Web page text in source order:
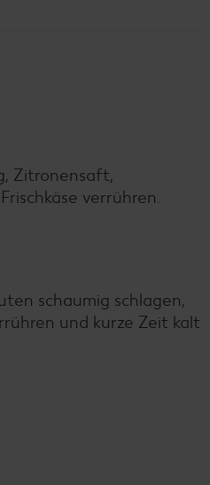
Zitronensaft,
verrühren.
schaumig schlagen,
und kurze Zeit kalt